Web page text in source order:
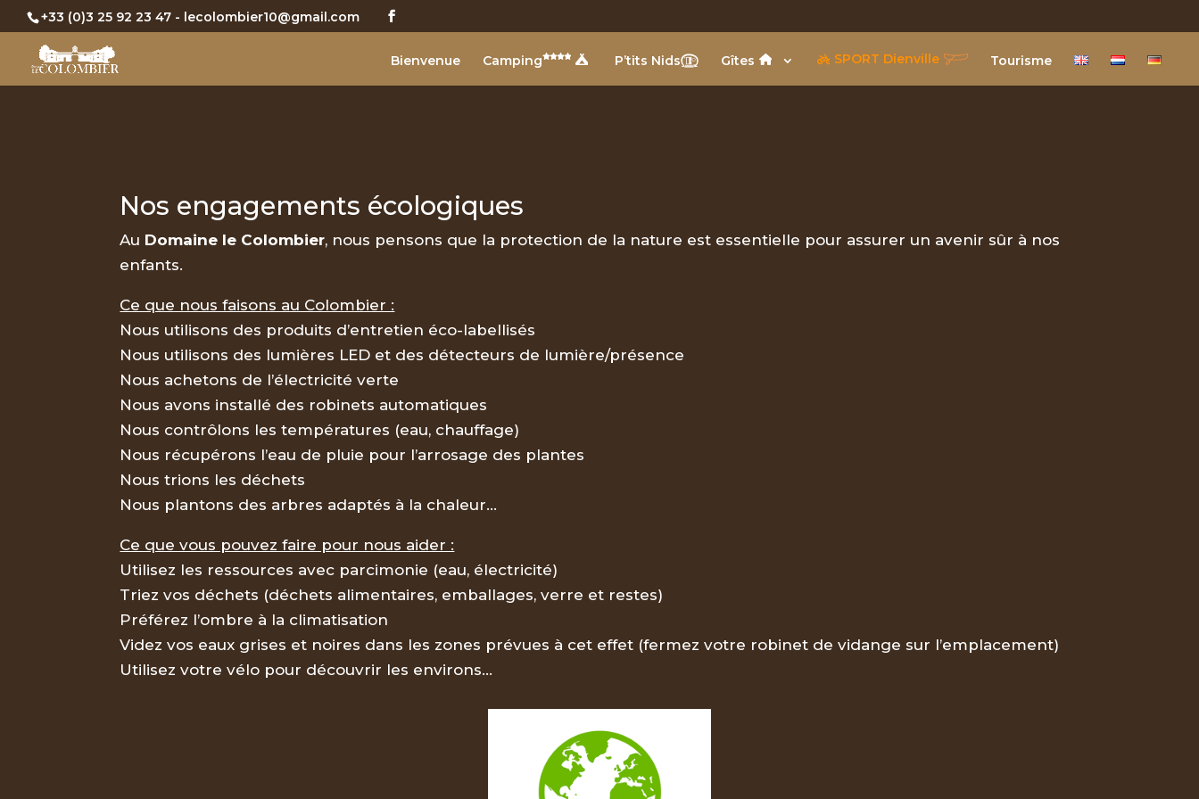
+33 (0)3 25 92 23 47 - lecolombier10@gmail.com
Bienvenue Camping P’tits Nids Gîtes SPORT Dienville Tourisme
Nos engagements écologiques
Au Domaine le Colombier, nous pensons que la protection de la nature est essentielle pour assurer un avenir sûr à nos
enfants.
Ce que nous faisons au Colombier :
Nous utilisons des produits d’entretien éco-labellisés
Nous utilisons des lumières LED et des détecteurs de lumière/présence
Nous achetons de l’électricité verte
Nous avons installé des robinets automatiques
Nous contrôlons les températures (eau, chauffage)
Nous récupérons l’eau de pluie pour l’arrosage des plantes
Nous trions les déchets
Nous plantons des arbres adaptés à la chaleur…
Ce que vous pouvez faire pour nous aider :
Utilisez les ressources avec parcimonie (eau, électricité)
Triez vos déchets (déchets alimentaires, emballages, verre et restes)
Préférez l’ombre à la climatisation
Videz vos eaux grises et noires dans les zones prévues à cet effet (fermez votre robinet de vidange sur l’emplacement)
Utilisez votre vélo pour découvrir les environs…